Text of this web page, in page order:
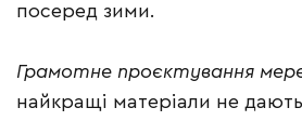
посеред зими.
Грамотне проєктування
найкращі матеріали не